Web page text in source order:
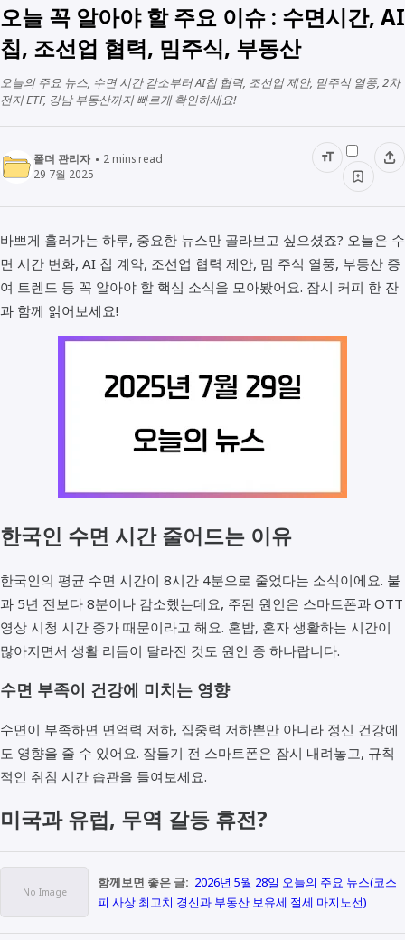
오늘 꼭 알아야 할 주요 이슈 : 수면시간, AI
칩, 조선업 협력, 밈주식, 부동산
오늘의 주요 뉴스, 수면 시간 감소부터 AI칩 협력, 조선업 제안, 밈주식 열풍, 2차
전지 ETF, 강남 부동산까지 빠르게 확인하세요!
폴더 관리자 2mins read
29 7월 2025
바쁘게 흘러가는 하루, 중요한 뉴스만 골라보고 싶으셨죠? 오늘은 수
면 시간 변화, AI 칩 계약, 조선업 협력 제안, 밈 주식 열풍, 부동산 증
여 트렌드 등 꼭 알아야 할 핵심 소식을 모아봤어요. 잠시 커피 한 잔
과 함께 읽어보세요!
한국인 수면 시간 줄어드는 이유
한국인의 평균 수면 시간이 8시간 4분으로 줄었다는 소식이에요. 불
과 5년 전보다 8분이나 감소했는데요, 주된 원인은 스마트폰과 OTT
영상 시청 시간 증가 때문이라고 해요. 혼밥, 혼자 생활하는 시간이
많아지면서 생활 리듬이 달라진 것도 원인 중 하나랍니다.
수면 부족이 건강에 미치는 영향
수면이 부족하면 면역력 저하, 집중력 저하뿐만 아니라 정신 건강에
도 영향을 줄 수 있어요. 잠들기 전 스마트폰은 잠시 내려놓고, 규칙
적인 취침 시간 습관을 들여보세요.
미국과 유럽, 무역 갈등 휴전?
함께보면 좋은 글: 2026년 5월 28일 오늘의 주요 뉴스(코스
피 사상 최고치 경신과 부동산 보유세 절세 마지노선)